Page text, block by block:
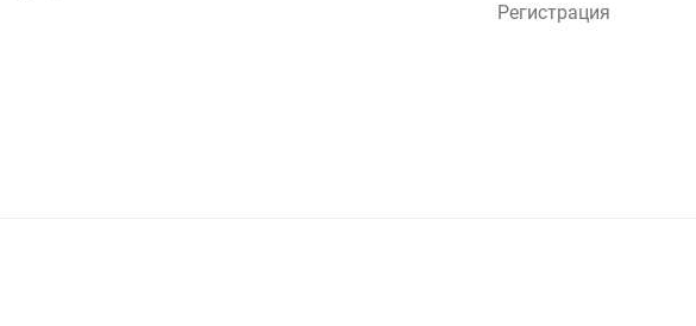
Регистрация